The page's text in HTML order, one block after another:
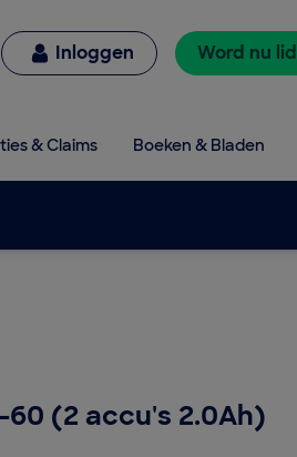
Inloggen Word nu lid
& Claims Boeken & Bladen
60 (2 accu's 2.0Ah)